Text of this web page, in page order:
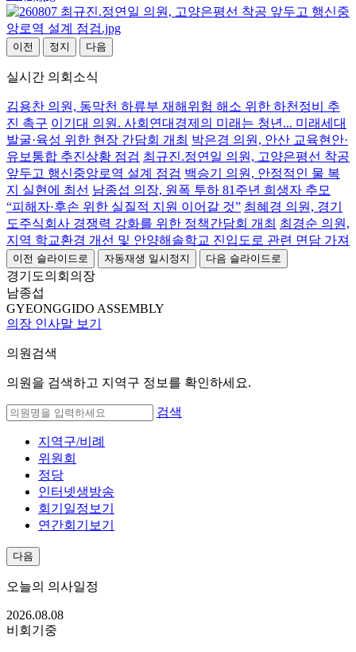
이전 정지 다음
실시간 의회소식
김용찬 의원, 동막천 하류부 재해위험 해소 위한 하천정비 추
진 촉구 이기대 의원. 사회연대경제의 미래는 청년... 미래세대
발굴·육성 위한 현장 간담회 개최 박은경 의원, 안산 교육현안·
유보통합 추진상황 점검 최규진.정연일 의원, 고양은평선 착공
앞두고 행신중앙로역 설계 점검 백승기 의원, 안정적인 물 복
지 실현에 최선 남종섭 의장, 원폭 투하 81주년 희생자 추모
“피해자·후손 위한 실질적 지원 이어갈 것” 최혜경 의원, 경기
도주식회사 경쟁력 강화를 위한 정책간담회 개최 최경순 의원,
지역 학교환경 개선 및 안양해솔학교 진입도로 관련 면담 가져
이전 슬라이드로 자동재생 일시정지 다음 슬라이드로
경기도의회의장
남종섭
GYEONGGIDO ASSEMBLY
의장 인사말 보기
의원검색
의원을 검색하고 지역구 정보를 확인하세요.
검색
지역구/비례
위원회
정당
인터넷생방송
회기일정보기
연간회기보기
다음
오늘의 의사일정
2026.08.08
비회기중